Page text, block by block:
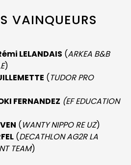
VAINQUEURS
LELANDAIS (ARKEA B&B
)
(TUDOR PRO
FERNANDEZ (EF EDUCATION
(WANTY NIPPO RE UZ)
(DECATHLON AG2R LA
TEAM)